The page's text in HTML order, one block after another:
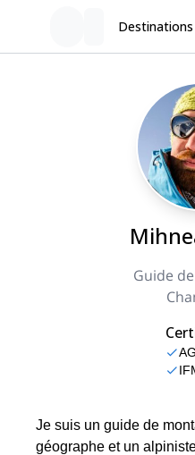
Destinations
Guide
Je suis un guide de
géographe et un